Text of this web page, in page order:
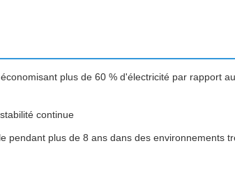
plus de 60 % d'électricité par rapport
continue
pendant plus de 8 ans dans des environnements